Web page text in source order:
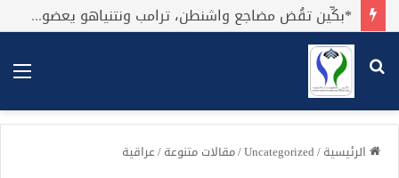
*بكِّين تقُض مضاجع واشنطن، ترامب ونتنياهو يعضون على أصابِعهُم وليس بيدهم حيلَة!.*
بحث
عن
الرئيسية/
Uncategorized
/مقالات متنوعة/عراقية